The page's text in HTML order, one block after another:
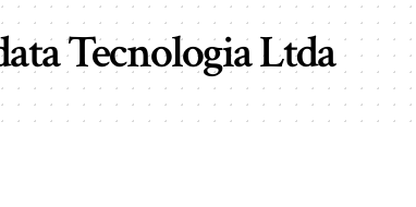
Tecnologia Ltda